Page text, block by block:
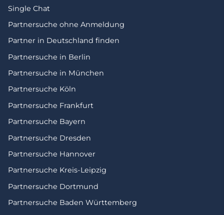
Single Chat
Partnersuche ohne Anmeldung
Partner in Deutschland finden
Partnersuche in Berlin
Partnersuche in München
Partnersuche Köln
Partnersuche Frankfurt
Partnersuche Bayern
Partnersuche Dresden
Partnersuche Hannover
Partnersuche Kreis-Leipzig
Partnersuche Dortmund
Partnersuche Baden Württemberg